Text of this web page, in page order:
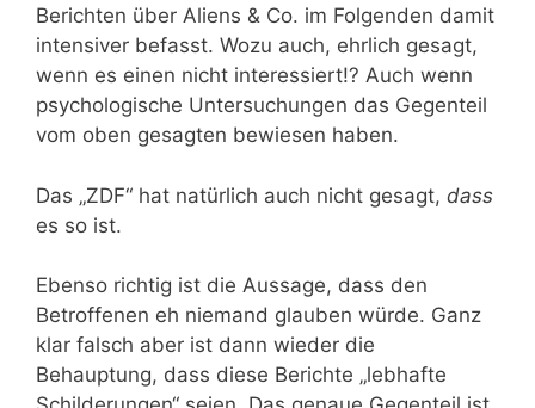
Berichten über Aliens & Co. im Folgenden damit
intensiver befasst. Wozu auch, ehrlich gesagt,
wenn es einen nicht interessiert!? Auch wenn
psychologische Untersuchungen das Gegenteil
vom oben gesagten bewiesen haben.
Das „ZDF“ hat natürlich auch nicht gesagt, dass
es so ist.
Ebenso richtig ist die Aussage, dass den
Betroffenen eh niemand glauben würde. Ganz
klar falsch aber ist dann wieder die
Behauptung, dass diese Berichte „lebhafte